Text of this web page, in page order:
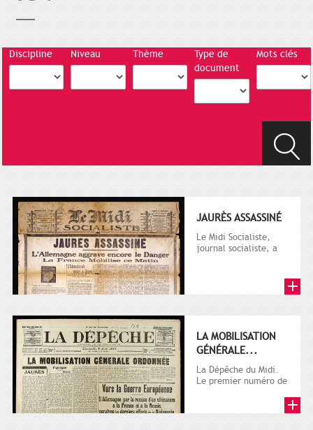
Discipline Niveau Thème
Type de
document
Mots clés
JAURÈS ASSASSINÉ
Le Midi Socialiste,
journal socialiste, a
LA MOBILISATION
GÉNÉRALE...
La Dépêche du Midi.
Le premier numéro de
octobre...